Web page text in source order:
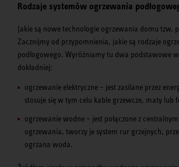
Rodzaje systemów ogrzewania
Jakie są nowe technologie ogrzewania domu tzw.
Zacznijmy od przypomnienia, jakie są rodzaje
podłogowego. Wyróżniamy tu dwa podstawowe
dokładniej:
ogrzewanie elektryczne – jest zasilane przez
stosuje się w tym celu kable grzewcze, maty lub
ogrzewanie wodne – jest połączone z
ogrzewania, tworzy je system rur grzejnych,
ogrzana woda.